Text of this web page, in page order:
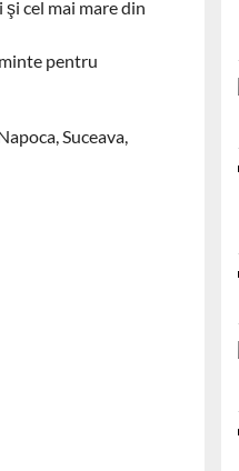
cel mai mare din
pentru
Suceava,